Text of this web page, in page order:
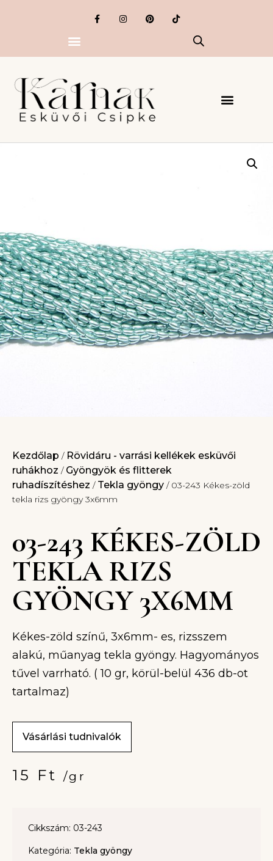
Kezdőlap / Rövidáru - varrási kellékek esküvői
ruhákhoz / Gyöngyök és flitterek
ruhadíszítéshez / Tekla gyöngy / 03-243 Kékes-zöld
tekla rizs gyöngy 3x6mm
03-243 KÉKES-ZÖLD
TEKLA RIZS
GYÖNGY 3X6MM
Kékes-zöld színű, 3x6mm- es, rizsszem
alakú, műanyag tekla gyöngy. Hagyományos
tűvel varrható. ( 10 gr, körül-belül 436 db-ot
tartalmaz)
Vásárlási tudnivalók
15 Ft /gr
Cikkszám: 03-243
Kategória: Tekla gyöngy